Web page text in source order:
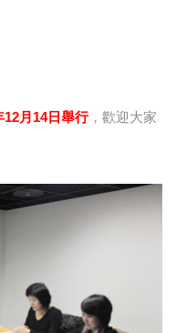
12月14日舉行，歡迎大家